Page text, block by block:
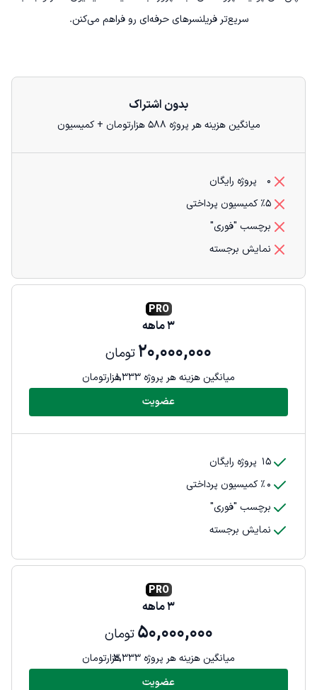
سریع‌تر فریلنسرهای حرفه‌ای رو فراهم می‌کنن.
بدون اشتراک
میانگین هزینه هر پروژه 588هزارتومان + کمیسیون
0
پروژه رایگان
5٪ کمیسیون پرداختی
برچسب "فوری"
نمایش برجسته
PRO
3ماهه
20,000,000تومان
میانگین هزینه هر پروژه 1,333هزارتومان
عضویت
15 پروژه رایگان
0٪ کمیسیون پرداختی
برچسب "فوری"
نمایش برجسته
PRO
3ماهه
50,000,000 تومان
میانگین هزینه هر پروژه 3,333هزارتومان
عضویت